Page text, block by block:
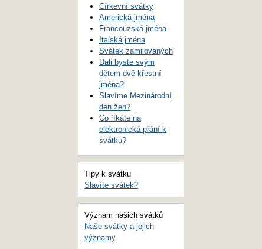
Církevní svátky
Americká jména
Francouzská jména
Italská jména
Svátek zamilovaných
Dali byste svým
dětem dvě křestní
jména?
Slavíme Mezinárodní
den žen?
Co říkáte na
elektronická přání k
svátku?
Tipy k svátku
Slavíte svátek?
Význam našich svátků
Naše svátky a jejich
významy